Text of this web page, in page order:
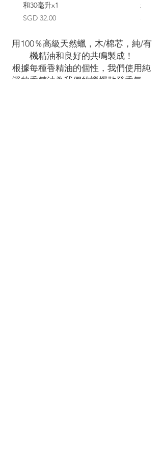
和30毫升x1
價格
SGD 32.00
x3
用100％高級天然蠟，木/棉芯，純/有
機精油和良好的共鳴製成！
根據每種香精油的個性，我們使用純
淨的香精油為我們的蠟燭散發香氣，